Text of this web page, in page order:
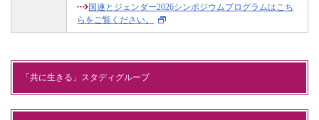
国連とジェンダー2026シンポジウムプログラムはこち
らをご覧ください。
「共に生きる」スタディグループ